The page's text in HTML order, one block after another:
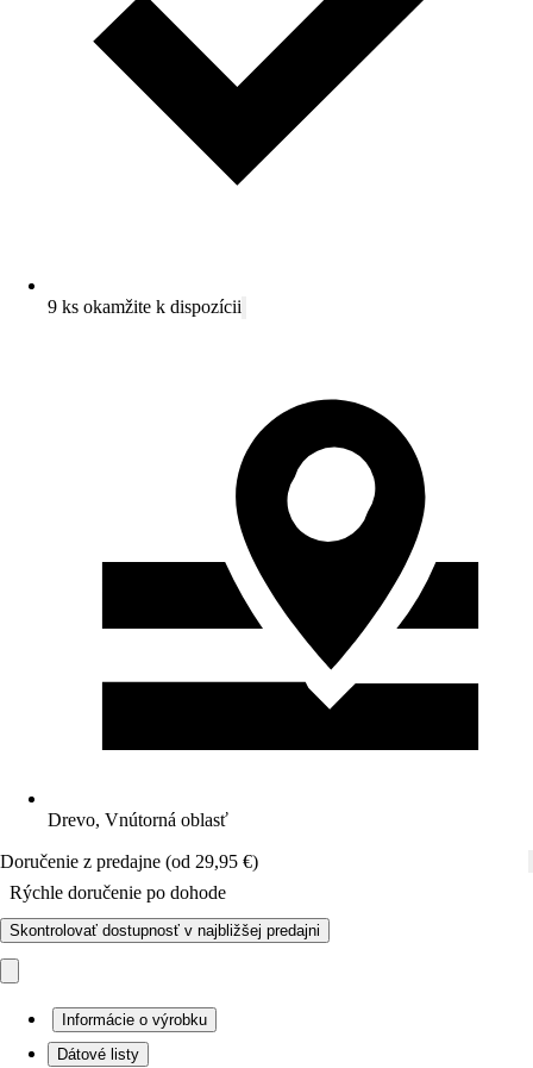
9 ks okamžite k dispozícii
Drevo, Vnútorná oblasť
Doručenie z predajne (od 29,95 €)
Rýchle doručenie po dohode
Skontrolovať dostupnosť v najbližšej predajni
Informácie o výrobku
Dátové listy